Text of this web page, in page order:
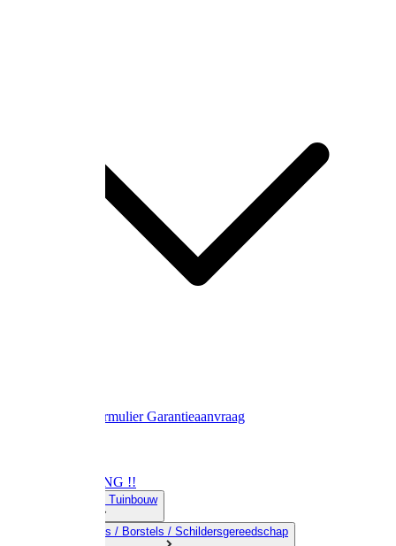
RetourformulierGarantieaanvraag
OPRUIMING !!
01) Land-& Tuinbouw
02) Bezems / Borstels / Schildersgereedschap